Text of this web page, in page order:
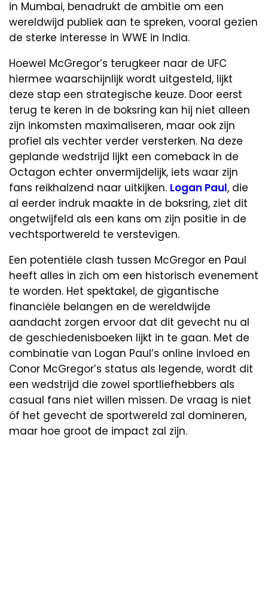
in Mumbai, benadrukt de ambitie om een
wereldwijd publiek aan te spreken, vooral gezien
de sterke interesse in WWE in India.
Hoewel McGregor’s terugkeer naar de UFC
hiermee waarschijnlijk wordt uitgesteld, lijkt
deze stap een strategische keuze. Door eerst
terug te keren in de boksring kan hij niet alleen
zijn inkomsten maximaliseren, maar ook zijn
profiel als vechter verder versterken. Na deze
geplande wedstrijd lijkt een comeback in de
Octagon echter onvermijdelijk, iets waar zijn
fans reikhalzend naar uitkijken. Logan Paul, die
al eerder indruk maakte in de boksring, ziet dit
ongetwijfeld als een kans om zijn positie in de
vechtsportwereld te verstevigen.
Een potentiële clash tussen McGregor en Paul
heeft alles in zich om een historisch evenement
te worden. Het spektakel, de gigantische
financiële belangen en de wereldwijde
aandacht zorgen ervoor dat dit gevecht nu al
de geschiedenisboeken lijkt in te gaan. Met de
combinatie van Logan Paul’s online invloed en
Conor McGregor’s status als legende, wordt dit
een wedstrijd die zowel sportliefhebbers als
casual fans niet willen missen. De vraag is niet
óf het gevecht de sportwereld zal domineren,
maar hoe groot de impact zal zijn.